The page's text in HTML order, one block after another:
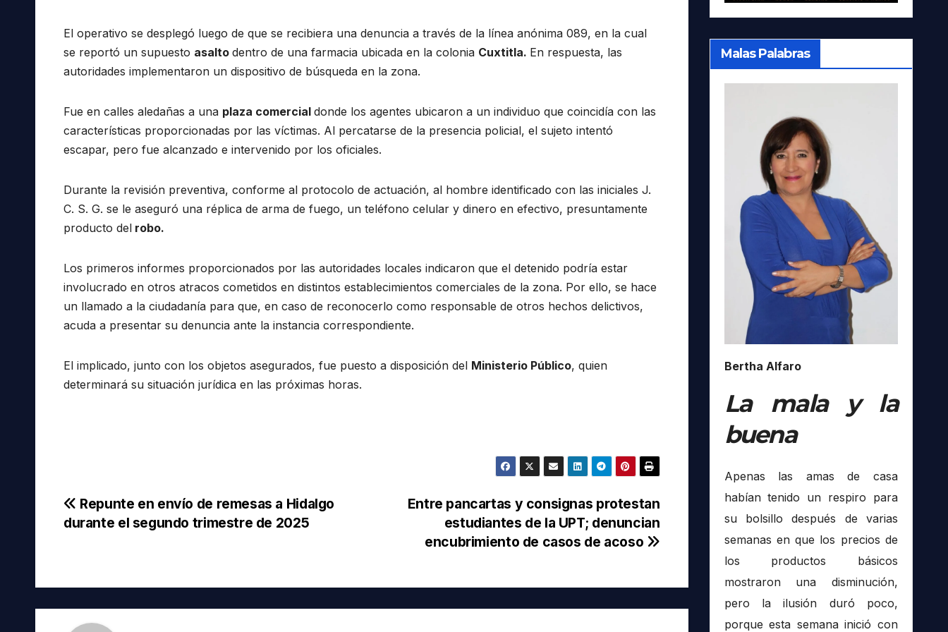
El operativo se desplegó luego de que se recibiera una denuncia a través de la línea anónima 089, en la cual
se reportó un supuesto asalto dentro de una farmacia ubicada en la colonia Cuxtitla. En respuesta, las
autoridades implementaron un dispositivo de búsqueda en la zona.
Fue en calles aledañas a una plaza comercial donde los agentes ubicaron a un individuo que coincidía con las
características proporcionadas por las víctimas. Al percatarse de la presencia policial, el sujeto intentó
escapar, pero fue alcanzado e intervenido por los oficiales.
Durante la revisión preventiva, conforme al protocolo de actuación, al hombre identificado con las iniciales J.
C. S. G. se le aseguró una réplica de arma de fuego, un teléfono celular y dinero en efectivo, presuntamente
producto del robo.
Los primeros informes proporcionados por las autoridades locales indicaron que el detenido podría estar
involucrado en otros atracos cometidos en distintos establecimientos comerciales de la zona. Por ello, se hace
un llamado a la ciudadanía para que, en caso de reconocerlo como responsable de otros hechos delictivos,
acuda a presentar su denuncia ante la instancia correspondiente.
El implicado, junto con los objetos asegurados, fue puesto a disposición del Ministerio Público, quien
determinará su situación jurídica en las próximas horas.
Navegación
Entre pancartas y consignas protestan
estudiantes de la UPT; denuncian
encubrimiento de casos de acoso
Repunte en envío de remesas a Hidalgo
durante el segundo trimestre de 2025
Malas Palabras
Bertha Alfaro
La mala y la
buena
Apenas las amas de casa
habían tenido un respiro para
su bolsillo después de varias
semanas en que los precios de
los productos básicos
mostraron una disminución,
pero la ilusión duró poco,
porque esta semana inició con